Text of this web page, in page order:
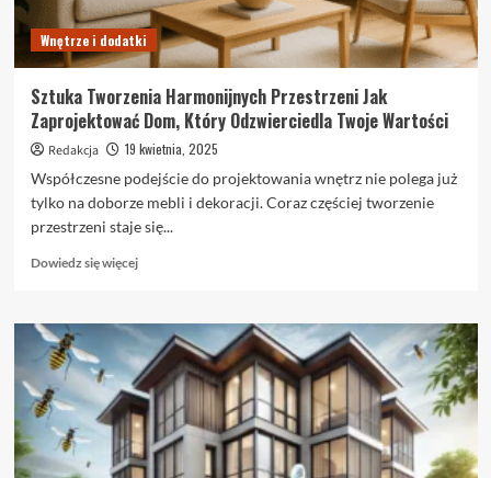
Wnętrze i dodatki
Sztuka Tworzenia Harmonijnych Przestrzeni Jak
Zaprojektować Dom, Który Odzwierciedla Twoje Wartości
Redakcja
19 kwietnia, 2025
Współczesne podejście do projektowania wnętrz nie polega już
tylko na doborze mebli i dekoracji. Coraz częściej tworzenie
przestrzeni staje się...
Dowiedz się więcejDowiedz
o
Sztuka
Tworzenia
Harmonijnych
Przestrzeni
Jak
Zaprojektować
Dom,